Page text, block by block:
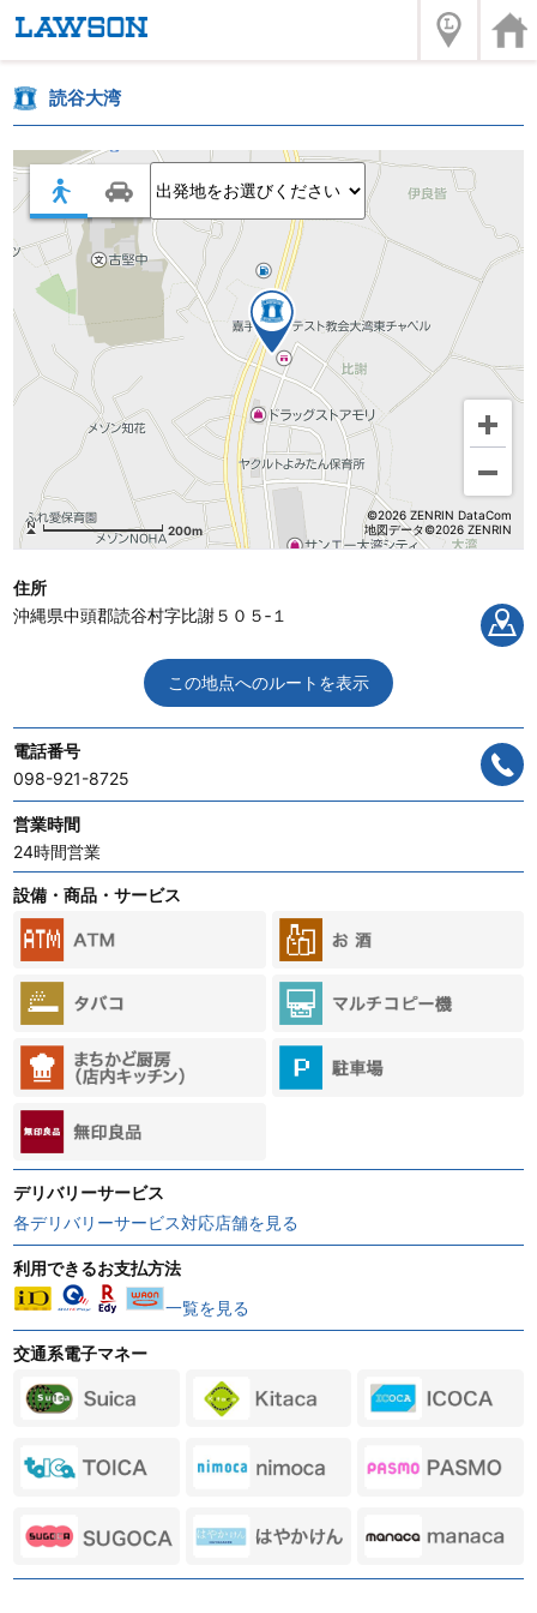
読谷大湾
200m
©2026 ZENRIN DataCom
地図データ©2026 ZENRIN
住所
沖縄県中頭郡読谷村字比謝５０５‐１
この地点へのルートを表示
電話番号
098-921-8725
営業時間
24時間営業
設備・商品・サービス
デリバリーサービス
各デリバリーサービス対応店舗を見る
利用できるお支払方法
一覧を見る
交通系電子マネー